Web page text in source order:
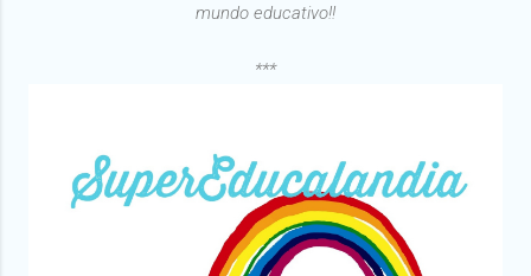
mundo educativo!!
***